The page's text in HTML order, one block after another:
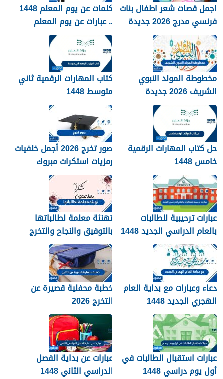
اجمل قصات شعر اطفال بنات
فرنسي مدرج 2026 جديدة
كلمات عن يوم المعلم 1448
.. عبارات عن يوم المعلم
مكتوبة 1448
مخطوطة المولد النبوي
الشريف 2026 جديدة
كتاب المهارات الرقمية ثاني
متوسط 1448
حل كتاب المهارات الرقمية
خامس 1448
صور تخرج 2026 أجمل خلفيات
رمزيات استكرات مبروك
التخرج 1448
عبارات ترحيبية للطالبات
بالعام الدراسي الجديد 1448
بالصور
تهنئة معلمة لطالباتها
بالتوفيق والنجاح والتخرج
2026
دعاء وعبارات مع بداية العام
الهجري الجديد 1448
خطبة محفلية قصيرة عن
التخرج 2026
عبارات استقبال الطالبات في
أول يوم دراسي 1448
عبارات عن بداية الفصل
الدراسي الثاني 1448